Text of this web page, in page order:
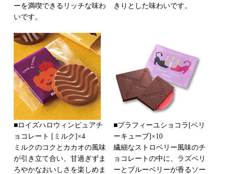
ーを満喫できるリッチな味わ
いです。
きりとした味わいです。
■ロイズハロウィンピュアチ
ョコレート [ミルク]×4
ミルクのコクとカカオの風味
が引き立て合い、甘過ぎずま
ろやかなおいしさを楽しめま
■プラフィーユショコラ[ベリ
ーキューブ]×10
繊細なストロベリー風味のチ
ョコレートの中に、ラズベリ
ーとブルーベリーが香るソー